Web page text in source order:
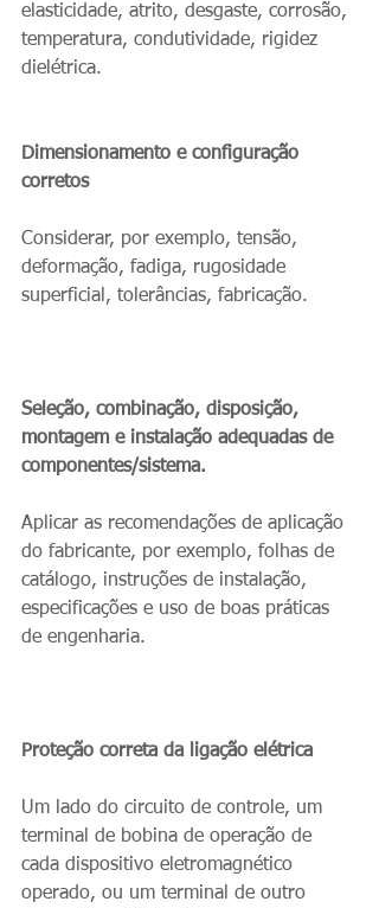
elasticidade, atrito, desgaste, corrosão,
temperatura, condutividade, rigidez
dielétrica.
Dimensionamento e configuração
corretos
Considerar, por exemplo, tensão,
deformação, fadiga, rugosidade
superficial, tolerâncias, fabricação.
Seleção, combinação, disposição,
montagem e instalação adequadas de
componentes/sistema.
Aplicar as recomendações de aplicação
do fabricante, por exemplo, folhas de
catálogo, instruções de instalação,
especificações e uso de boas práticas
de engenharia.
Proteção correta da ligação elétrica
Um lado do circuito de controle, um
terminal de bobina de operação de
cada dispositivo eletromagnético
operado, ou um terminal de outro